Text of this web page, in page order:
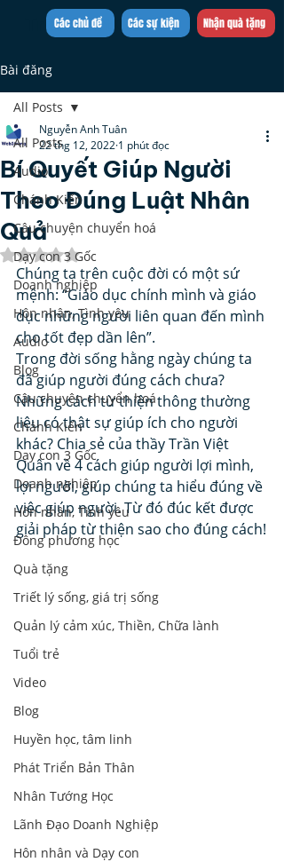
Trần Việt Quân
Các sự kiện
Các chủ đề Nhận quà tặng
Bài đăng
All Posts
Audio
Chánh Kiến
Câu chuyện chuyển hoá
Dạy con 3 Gốc
Doanh nghiệp
Hôn nhân, Tình yêu
Audio
Blog
Câu chuyện chuyển hoá
Chánh Kiến
Dạy con 3 Gốc
Doanh nghiệp
Hôn nhân, Tình yêu
Đông phương học
Quà tặng
Triết lý sống, giá trị sống
Quản lý cảm xúc, Thiền, Chữa lành
Tuổi trẻ
Video
Blog
Huyền học, tâm linh
Phát Triển Bản Thân
Nhân Tướng Học
Lãnh Đạo Doanh Nghiệp
Hôn nhân và Dạy con
All Posts
Bí Quyết Giúp Người
Theo Đúng Luật Nhân
Quả
Nguyễn Anh Tuân
22 thg 12, 2022 1 phút đọc
Đã xếp hạng NaN/5 sao.
Chúng ta trên cuộc đời có một sứ
mệnh: “Giáo dục chính mình và giáo
dục những người liên quan đến mình
cho tốt đẹp dần lên”.
Trong đời sống hằng ngày chúng ta
đã giúp người đúng cách chưa?
Những cách từ thiện thông thường
liệu có thật sự giúp ích cho người
khác? Chia sẻ của thầy Trần Việt
Quân về 4 cách giúp người lợi mình,
lợi người, giúp chúng ta hiểu đúng về
việc giúp người. Từ đó đúc kết được
giải pháp từ thiện sao cho đúng cách!